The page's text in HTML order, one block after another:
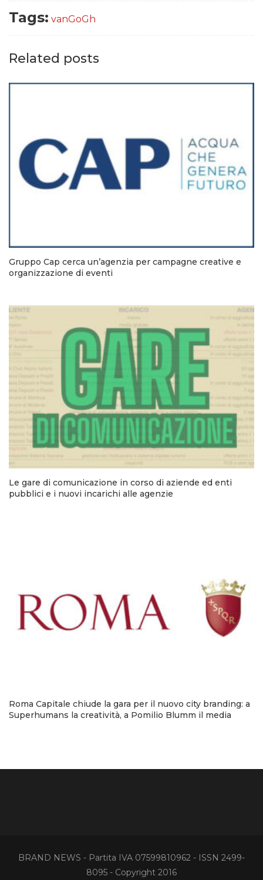
Tags: vanGoGh
Related posts
Gruppo Cap cerca un’agenzia per campagne creative e
organizzazione di eventi
Le gare di comunicazione in corso di aziende ed enti
pubblici e i nuovi incarichi alle agenzie
Roma Capitale chiude la gara per il nuovo city branding: a
Superhumans la creatività, a Pomilio Blumm il media
BRAND NEWS - Partita IVA 07599810962 - ISSN 2499-
8095 - Copyright 2016